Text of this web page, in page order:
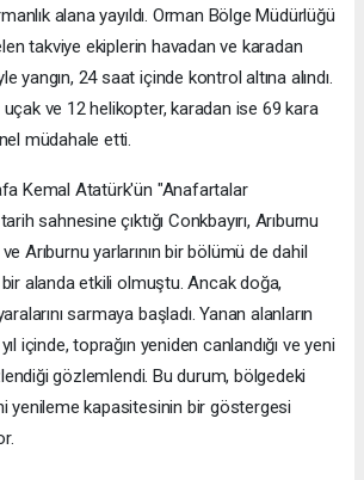
alana yayıldı. Orman Bölge Müdürlüğü
takviye ekiplerin havadan ve karadan
yangın, 24 saat içinde kontrol altına alındı.
uçak ve 12 helikopter, karadan ise 69 kara
müdahale etti.
Kemal Atatürk'ün "Anafartalar
sahnesine çıktığı Conkbayırı, Arıburnu
Arıburnu yarlarının bir bölümü de dahil
alanda etkili olmuştu. Ancak doğa,
sarmaya başladı. Yanan alanların
içinde, toprağın yeniden canlandığı ve yeni
gözlemlendi. Bu durum, bölgedeki
yenileme kapasitesinin bir göstergesi